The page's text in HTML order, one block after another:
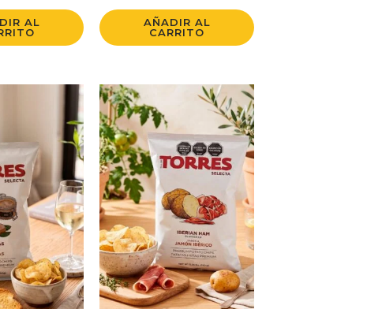
AL
AÑADIR AL
CARRITO